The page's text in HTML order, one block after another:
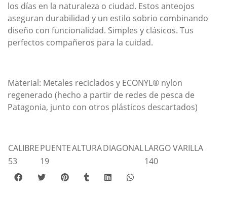
los días en la naturaleza o ciudad. Estos anteojos
aseguran durabilidad y un estilo sobrio combinando
diseño con funcionalidad. Simples y clásicos. Tus
perfectos compañeros para la cuidad.
Material: Metales reciclados y ECONYL® nylon
regenerado (hecho a partir de redes de pesca de
Patagonia, junto con otros plásticos descartados)
CALIBREPUENTEALTURADIAGONALLARGO VARILLA
53
19 140